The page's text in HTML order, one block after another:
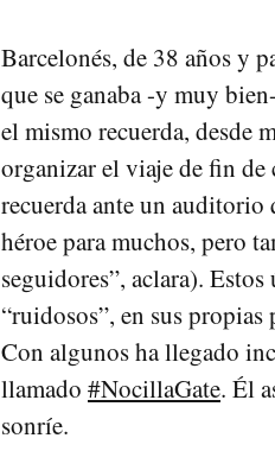
Barcelonés, de 38 años y
que se ganaba -y muy
el mismo recuerda, desde
organizar el viaje de fin
recuerda ante un auditorio
héroe para muchos, pero
seguidores”, aclara).
“ruidosos”, en sus
Con algunos ha llegado
llamado #NocillaGate. Él
sonríe.